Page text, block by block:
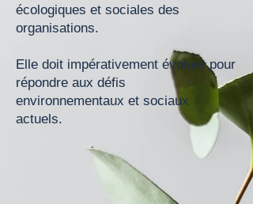
écologiques et sociales des
organisations.
Elle doit impérativement évoluer pour
répondre aux défis
environnementaux et sociaux
actuels.